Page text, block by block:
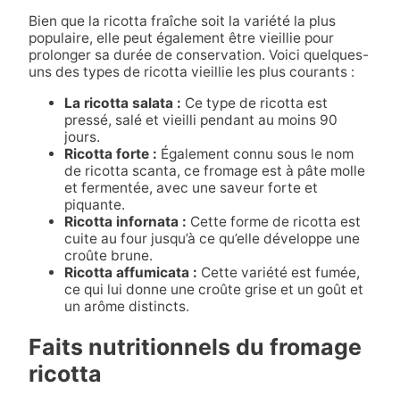
Bien que la ricotta fraîche soit la variété la plus
populaire, elle peut également être vieillie pour
prolonger sa durée de conservation. Voici quelques-
uns des types de ricotta vieillie les plus courants :
La ricotta salata : Ce type de ricotta est
pressé, salé et vieilli pendant au moins 90
jours.
Ricotta forte : Également connu sous le nom
de ricotta scanta, ce fromage est à pâte molle
et fermentée, avec une saveur forte et
piquante.
Ricotta infornata : Cette forme de ricotta est
cuite au four jusqu’à ce qu’elle développe une
croûte brune.
Ricotta affumicata : Cette variété est fumée,
ce qui lui donne une croûte grise et un goût et
un arôme distincts.
Faits nutritionnels du fromage
ricotta